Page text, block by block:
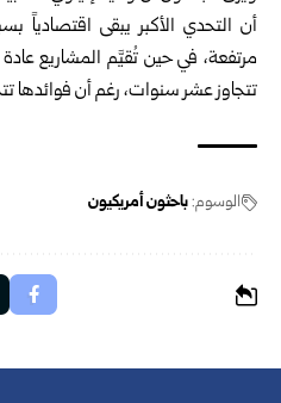
أن التحدي الأكبر يبقى اقتصادياً
مرتفعة، في حين تُقيَّم المشاريع
تتجاوز عشر سنوات، رغم أن
الوسوم:باحثون أمريكيون